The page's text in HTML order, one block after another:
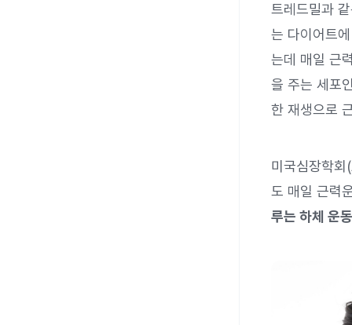
트레드밀과
는 다이어트
는데 매일 근
을 주는 세포
한 재생으로
미국심장학
도 매일 근력
루는 하체 운